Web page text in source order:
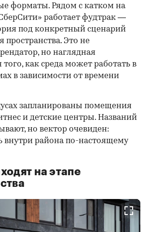
форматы. Рядом с катком на
работает фудтрак —
под конкретный сценарий
пространства. Это не
но наглядная
как среда может работать в
в зависимости от времени
запланированы помещения
и детские центры. Названий
но вектор очевиден:
внутри района по-настоящему
на этапе